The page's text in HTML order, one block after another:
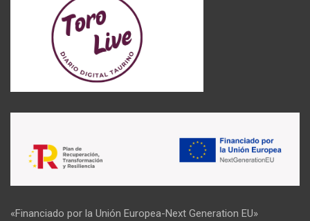
«Financiado por la Unión Europea-Next Generation EU»